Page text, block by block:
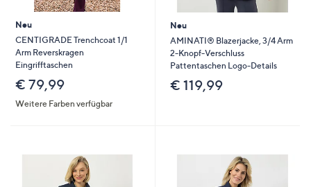
Neu
CENTIGRADE Trenchcoat 1/1
Arm Reverskragen
Eingrifftaschen
€ 79,99
Weitere Farben verfügbar
Neu
AMINATI® Blazerjacke, 3/4 Arm
2-Knopf-Verschluss
Pattentaschen Logo-Details
€ 119,99